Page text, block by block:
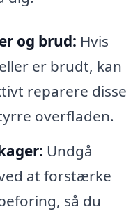
og brud: Hvis
er brudt, kan
reparere disse
overfladen.
Undgå
at forstærke
så du